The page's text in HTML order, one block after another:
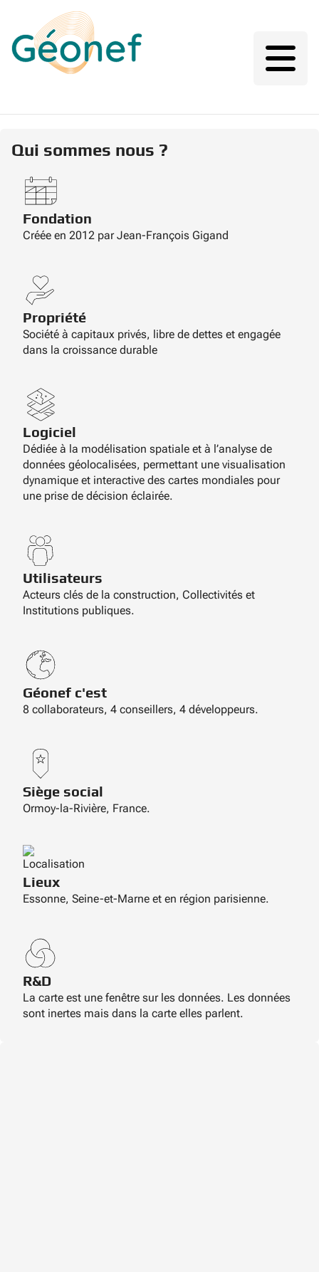
Qui sommes nous ?
Fondation
Créée en 2012 par Jean-François Gigand
Propriété
Société à capitaux privés, libre de dettes et engagée
dans la croissance durable
Logiciel
Dédiée à la modélisation spatiale et à l’analyse de
données géolocalisées, permettant une visualisation
dynamique et interactive des cartes mondiales pour
une prise de décision éclairée.
Utilisateurs
Acteurs clés de la construction, Collectivités et
Institutions publiques.
Géonef c'est
8 collaborateurs, 4 conseillers, 4 développeurs.
Siège social
Ormoy-la-Rivière, France.
Lieux
Essonne, Seine-et-Marne et en région parisienne.
R&D
La carte est une fenêtre sur les données. Les données
sont inertes mais dans la carte elles parlent.